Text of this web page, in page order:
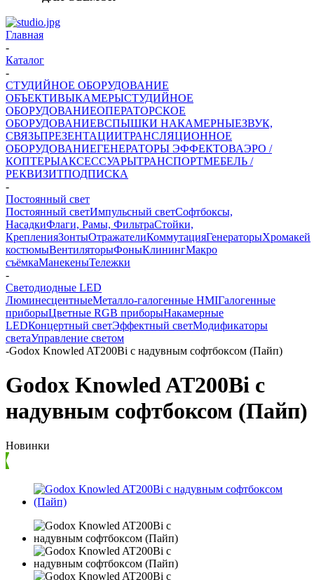
Главная
-
Каталог
-
СТУДИЙНОЕ ОБОРУДОВАНИЕ
ОБЪЕКТИВЫКАМЕРЫСТУДИЙНОЕ
ОБОРУДОВАНИЕОПЕРАТОРСКОЕ
ОБОРУДОВАНИЕВСПЫШКИ НАКАМЕРНЫЕЗВУК,
СВЯЗЬПРЕЗЕНТАЦИИТРАНСЛЯЦИОННОЕ
ОБОРУДОВАНИЕГЕНЕРАТОРЫ ЭФФЕКТОВАЭРО /
КОПТЕРЫАКСЕССУАРЫТРАНСПОРТМЕБЕЛЬ /
РЕКВИЗИТПОДПИСКА
-
Постоянный свет
Постоянный светИмпульсный светСофтбоксы,
НасадкиФлаги, Рамы, ФильтраСтойки,
КрепленияЗонтыОтражателиКоммутацияГенераторыХромакей
костюмыВентиляторыФоныКлинингМакро
съёмкаМанекеныТележки
-
Светодиодные LED
ЛюминесцентныеМеталло-галогенные HMIГалогенные
приборыЦветные RGB приборыНакамерные
LEDКонцертный светЭффектный светМодификаторы
светаУправление светом
-Godox Knowled AT200Bi с надувным софтбоксом (Пайп)
Godox Knowled AT200Bi с
надувным софтбоксом (Пайп)
Новинки